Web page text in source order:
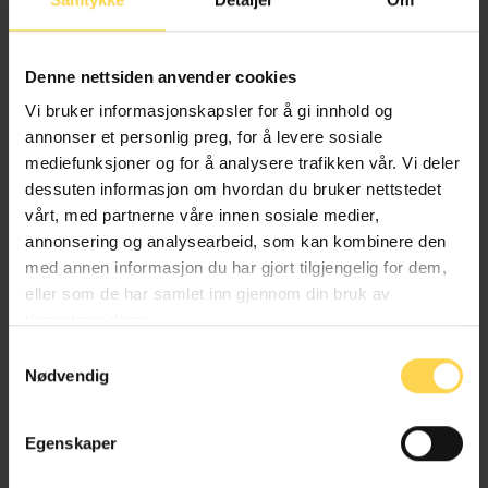
Denne nettsiden anvender cookies
Vi bruker informasjonskapsler for å gi innhold og
annonser et personlig preg, for å levere sosiale
mediefunksjoner og for å analysere trafikken vår. Vi deler
dessuten informasjon om hvordan du bruker nettstedet
vårt, med partnerne våre innen sosiale medier,
annonsering og analysearbeid, som kan kombinere den
med annen informasjon du har gjort tilgjengelig for dem,
eller som de har samlet inn gjennom din bruk av
Nødvendig
Egenskaper
Få gratis prøvetilgang
Ta kontakt om du vil ha gratis prøvetilgang til
Karnov Lovkommentarer
Kontakt oss
Annet kommentert regelverk innen